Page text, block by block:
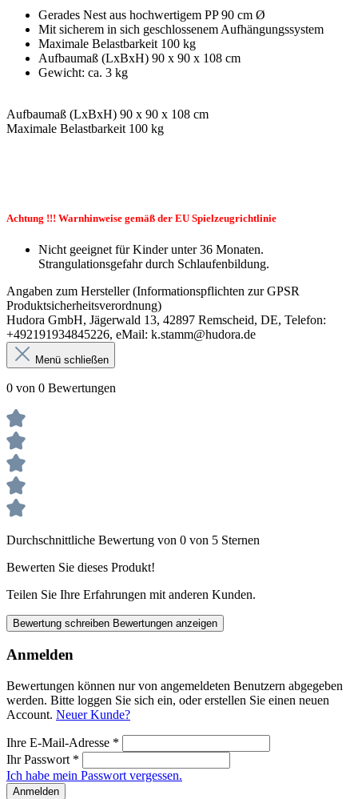
Gerades Nest aus hochwertigem PP 90 cm Ø
Mit sicherem in sich geschlossenem Aufhängungssystem
Maximale Belastbarkeit 100 kg
Aufbaumaß (LxBxH) 90 x 90 x 108 cm
Gewicht: ca. 3 kg
Aufbaumaß (LxBxH) 90 x 90 x 108 cm
Maximale Belastbarkeit 100 kg
Achtung !!! Warnhinweise gemäß der EU Spielzeugrichtlinie
Nicht geeignet für Kinder unter 36 Monaten.
Strangulationsgefahr durch Schlaufenbildung.
Angaben zum Hersteller (Informationspflichten zur GPSR
Produktsicherheitsverordnung)
Hudora GmbH, Jägerwald 13, 42897 Remscheid, DE, Telefon:
+492191934845226, eMail: k.stamm@hudora.de
Menü schließen
0 von 0 Bewertungen
Durchschnittliche Bewertung von 0 von 5 Sternen
Bewerten Sie dieses Produkt!
Teilen Sie Ihre Erfahrungen mit anderen Kunden.
Bewertung schreiben Bewertungen anzeigen
Anmelden
Bewertungen können nur von angemeldeten Benutzern abgegeben
werden. Bitte loggen Sie sich ein, oder erstellen Sie einen neuen
Account. Neuer Kunde?
Ihre E-Mail-Adresse *
Ihr Passwort *
Ich habe mein Passwort vergessen.
Anmelden